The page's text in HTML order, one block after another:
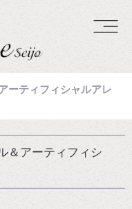
ーティフィシャルアレ
＆アーティフィシ